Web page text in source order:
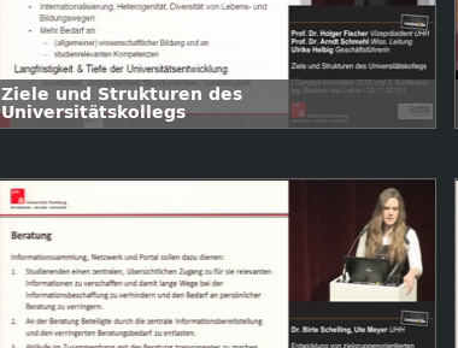
Ziele und Strukturen des
Universitätskollegs